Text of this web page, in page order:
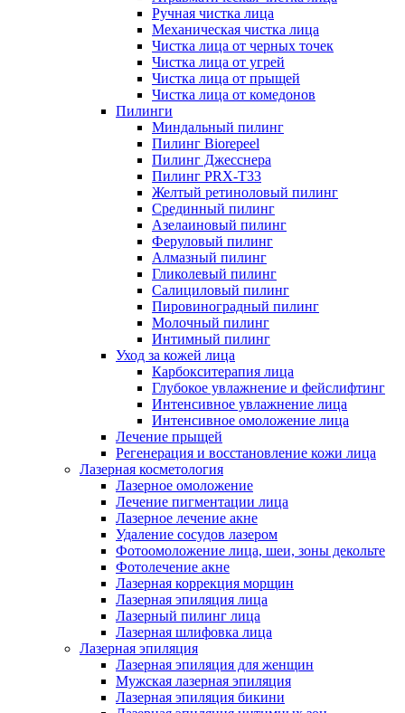
Ручная чистка лица
Механическая чистка лица
Чистка лица от черных точек
Чистка лица от угрей
Чистка лица от прыщей
Чистка лица от комедонов
Пилинги
Миндальный пилинг
Пилинг Biorepeel
Пилинг Джесснера
Пилинг PRX-T33
Желтый ретиноловый пилинг
Срединный пилинг
Азелаиновый пилинг
Феруловый пилинг
Алмазный пилинг
Гликолевый пилинг
Салициловый пилинг
Пировиноградный пилинг
Молочный пилинг
Интимный пилинг
Уход за кожей лица
Карбокситерапия лица
Глубокое увлажнение и фейслифтинг
Интенсивное увлажнение лица
Интенсивное омоложение лица
Лечение прыщей
Регенерация и восстановление кожи лица
Лазерная косметология
Лазерное омоложение
Лечение пигментации лица
Лазерное лечение акне
Удаление сосудов лазером
Фотоомоложение лица, шеи, зоны декольте
Фотолечение акне
Лазерная коррекция морщин
Лазерная эпиляция лица
Лазерный пилинг лица
Лазерная шлифовка лица
Лазерная эпиляция
Лазерная эпиляция для женщин
Мужская лазерная эпиляция
Лазерная эпиляция бикини